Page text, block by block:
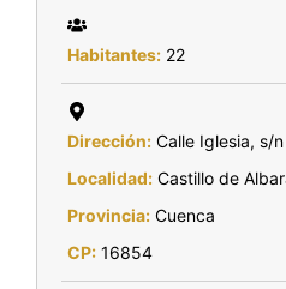
Habitantes: 22
Dirección: Calle Iglesia, s/n
Localidad: Castillo de
Provincia: Cuenca
CP: 16854